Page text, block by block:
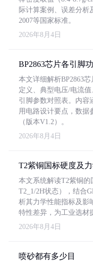
际计算案例、误差分析
2007等国家标准。
2026年8月4日
BP2863芯片各引脚
本文详细解析BP2863
定义、典型电压/电流
引脚参数对照表。内容
用电路设计要点，数据
（版本V1.2）。
2026年8月4日
T2紫铜国标硬度及
本文系统解读T2紫铜的
T2_1/2H状态），结合
析其力学性能指标及影
特性差异，为工业选材
2026年8月4日
喷砂都有多少目